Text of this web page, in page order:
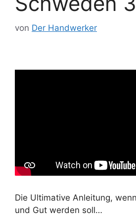
von Der Handwerker
Die Ultimative Anleitung,
und Gut werden soll…